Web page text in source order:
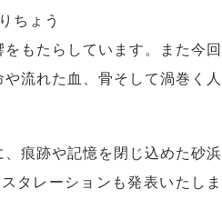
ちょう
もたらしています。また今回
流れた血、骨そして渦巻く人
痕跡や記憶を閉じ込めた砂浜
タレーションも発表いたしま